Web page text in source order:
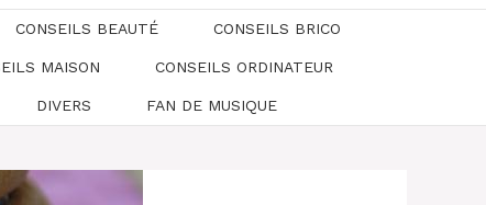
CONSEILS BEAUTÉ CONSEILS BRICO
MAISON CONSEILS ORDINATEUR
DIVERS FAN DE MUSIQUE